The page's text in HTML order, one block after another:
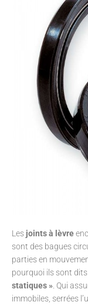
Les joints à lèvre
sont des bagues
parties en
pourquoi ils sont dits
statiques » . Qui
immobiles, serrées